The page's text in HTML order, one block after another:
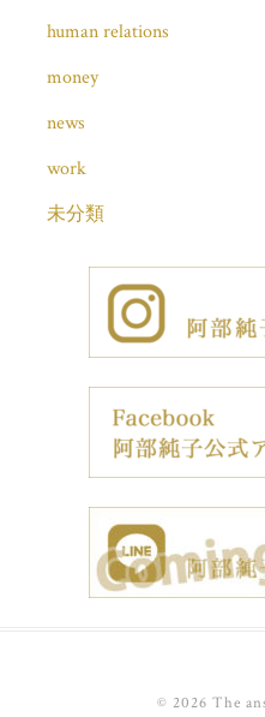
human relations
money
news
work
未分類
© 2026 The